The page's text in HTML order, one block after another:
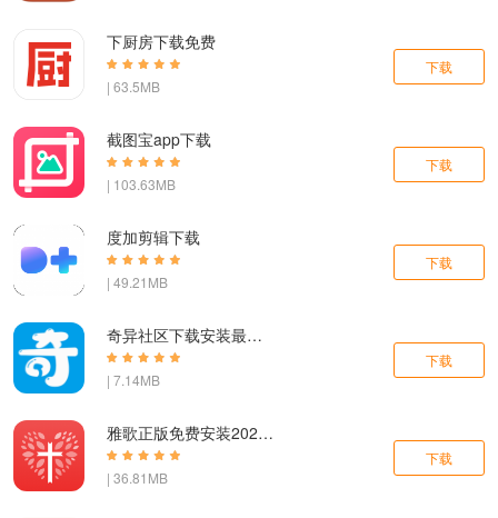
下厨房下载免费
| 63.5MB
下载
截图宝app下载
| 103.63MB
下载
度加剪辑下载
| 49.21MB
下载
奇异社区下载安装最新版
| 7.14MB
下载
雅歌正版免费安装2024版
| 36.81MB
下载